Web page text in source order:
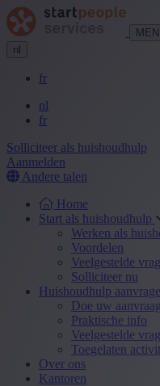
nl
fr
nl
fr
Solliciteer als huishoudhulp
Aanmelden
Andere talen
Home
Start als huishoudhulp
Werken als
Voordelen
Veelgestelde
Solliciteer nu
Huishoudhulp
Doe uw aanvraag
Praktische info
Veelgestelde
Toegelaten
Over ons
Kantoren